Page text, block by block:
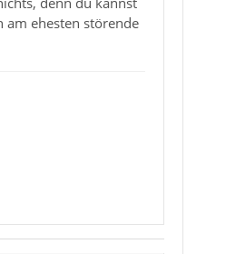
am ehesten störende